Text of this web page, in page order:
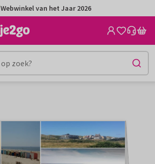
Webwinkel van het Jaar 2026